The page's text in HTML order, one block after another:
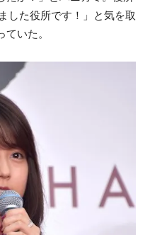
した役所です！」と気を取
いた。